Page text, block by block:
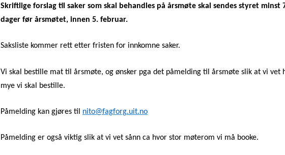
Skriftlige forslag til saker som skal behandles på årsmøte skal sendes styret minst
dager før årsmøtet, innen 5. februar.
Saksliste kommer rett etter fristen for innkomne saker.
Vi skal bestille mat til årsmøte, og ønsker pga det påmelding til årsmøte slik at vi vet
mye vi skal bestille.
Påmelding kan gjøres til nito@fagforg.uit.no
Påmelding er også viktig slik at vi vet sånn ca hvor stor møterom vi må booke.